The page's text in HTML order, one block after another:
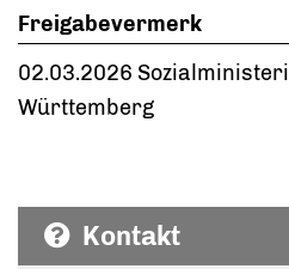
Freigabevermerk
02.03.2026
Württemberg
Kontakt